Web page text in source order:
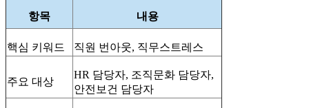
항목 내용
핵심 키워드 직원 번아웃, 직무스트레스
주요 대상
HR 담당자, 조직문화 담당자,
안전보건 담당자